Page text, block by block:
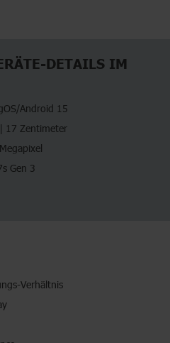
DETAILS IM
Android 15
17 Zentimeter
Gen 3
Verhältnis